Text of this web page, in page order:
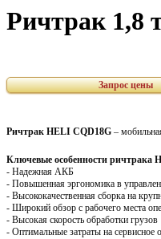
Ричтрак 1,8
Запрос цены
Ричтрак HELI CQD18G –
Ключевые особенности ричтрака
- Надежная АКБ
- Повышенная эргономика в
- Высококачественная сборка на
- Широкий обзор с рабочего места
- Высокая скорость обработки грузов
- Оптимальные затраты на сервисное